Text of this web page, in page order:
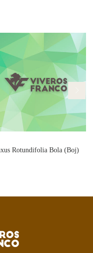
Rotundifolia Bola (Boj)